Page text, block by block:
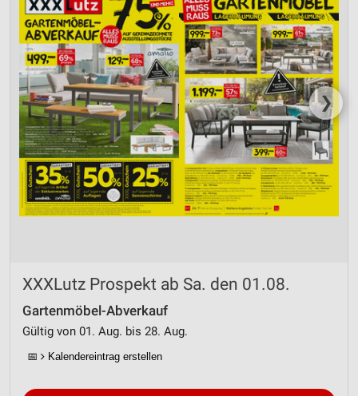
❯
XXXLutz Prospekt ab Sa. den 01.08.
Gartenmöbel-Abverkauf
Gültig von 01. Aug. bis 28. Aug.
📅 Kalendereintrag erstellen